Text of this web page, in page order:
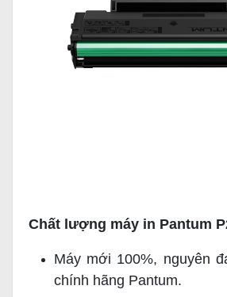
Chất lượng máy in Pantum
Máy mới 100%, nguyên
chính hãng Pantum.